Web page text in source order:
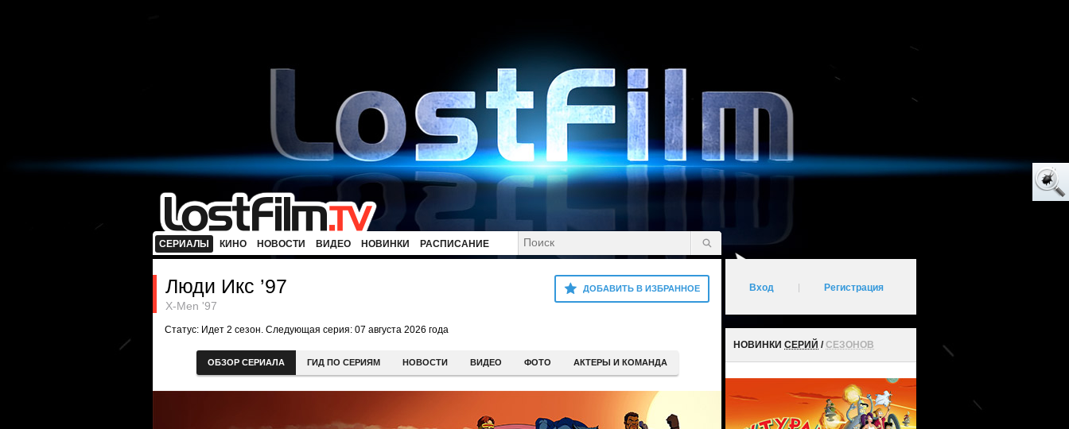
СЕРИАЛЫ КИНО НОВОСТИ ВИДЕО НОВИНКИ РАСПИСАНИЕ
ДОБАВИТЬ В ИЗБРАННОЕ
Люди Икс ’97
X-Men '97
Статус: Идет 2 сезон. Следующая серия: 07 августа 2026 года
ОБЗОР СЕРИАЛА ГИД ПО СЕРИЯМ НОВОСТИ ВИДЕО ФОТО АКТЕРЫ И КОМАНДА
Вход Регистрация
НОВИНКИ СЕРИЙ /СЕЗОНОВ